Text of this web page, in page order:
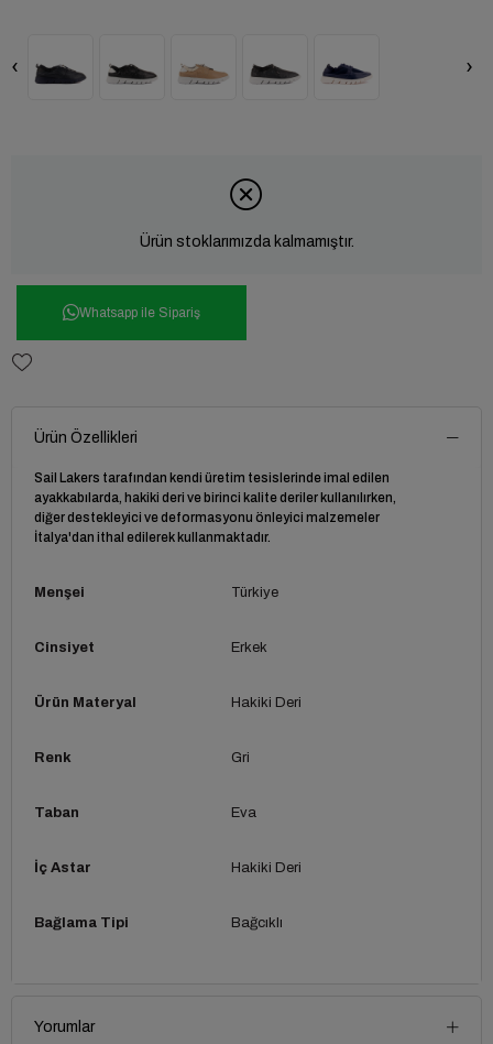
‹ ›
Ürün stoklarımızda kalmamıştır.
Whatsapp ile Sipariş
Ürün Özellikleri
Sail Lakers tarafından kendi üretim tesislerinde imal edilen
ayakkabılarda, hakiki deri ve birinci kalite deriler kullanılırken,
diğer destekleyici ve deformasyonu önleyici malzemeler
İtalya'dan ithal edilerek kullanmaktadır.
Menşei Türkiye
Cinsiyet Erkek
Ürün Materyal Hakiki Deri
Renk Gri
Taban Eva
İç Astar Hakiki Deri
Bağlama Tipi Bağcıklı
Yorumlar